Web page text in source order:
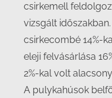
csirkemell
vizsgált
csirkecombé 14%-
eleji felvásárlása
2%-kal volt
A pulykahúsok